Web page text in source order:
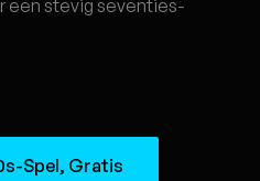
een stevig seventies-
Spel, Gratis